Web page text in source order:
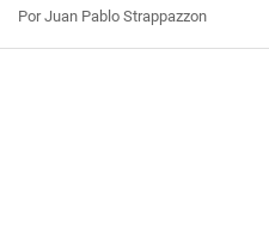
Por Juan Pablo Strappazzon